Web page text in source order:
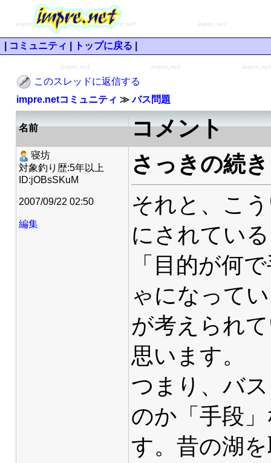
コミュニティ トップに戻る
このスレッドに返信する
impre.netコミュニティ ≫バス問題
名前 コメント
寝坊
対象釣り歴:5年以上
ID:jOBsSKuM
2007/09/22 02:50
編集
さっきの続
それと、こ
にされてい
「目的が何
ゃになって
が考えられ
思います。
つまり、バ
のか「手段
す。昔の湖